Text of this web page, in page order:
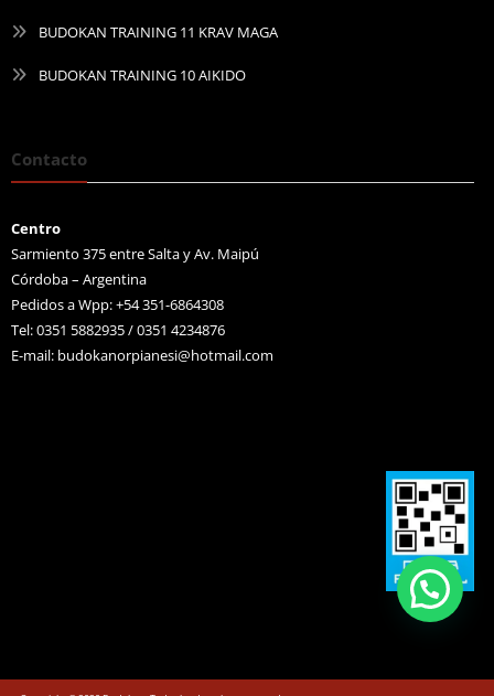
BUDOKAN TRAINING 11 KRAV MAGA
BUDOKAN TRAINING 10 AIKIDO
Contacto
Centro
Sarmiento 375 entre Salta y Av. Maipú
Córdoba – Argentina
Pedidos a Wpp: +54 351-6864308
Tel: 0351 5882935 / 0351 4234876
E-mail: budokanorpianesi@hotmail.com